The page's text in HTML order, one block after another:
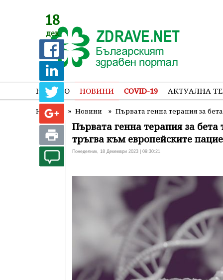
НАЧАЛО НОВИНИ COVID-19 АКТУАЛНА
Начало » Новини » Първата генна терапия за
18
дек
Първата генна терапия за
тръгва към европейските
Понеделник, 18 Декември 2023 | 09:30:21